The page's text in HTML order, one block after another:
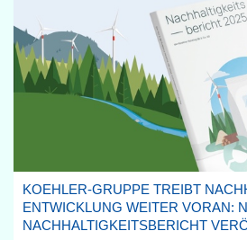
KOEHLER-GRUPPE TREIBT
ENTWICKLUNG WEITER VORAN:
NACHHALTIGKEITSBERICHT